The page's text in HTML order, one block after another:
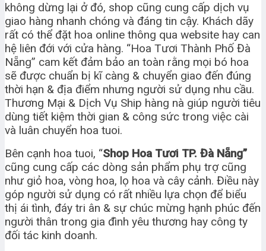
không dừng lại ở đó, shop cũng cung cấp dịch vụ
giao hàng nhanh chóng và đáng tin cậy. Khách dãy
rất có thể đặt hoa online thông qua website hay can
hệ liên đới với cửa hàng. “Hoa Tươi Thành Phố Đà
Nẵng” cam kết đảm bảo an toàn rằng mọi bó hoa
sẽ được chuẩn bị kĩ càng & chuyển giao đến đúng
thời hạn & địa điểm nhưng người sử dụng nhu cầu.
Thương Mại & Dịch Vụ Ship hàng nà giúp người tiêu
dùng tiết kiệm thời gian & công sức trong việc cài
và luân chuyển hoa tuoi.
Bên cạnh hoa tuoi, “Shop Hoa Tươi TP. Đà Nẵng”
cũng cung cấp các dòng sản phẩm phụ trợ cũng
như giỏ hoa, vòng hoa, lọ hoa và cây cảnh. Điều này
góp người sử dụng có rất nhiều lựa chọn để biểu
thị ái tình, đáy tri ân & sự chúc mừng hạnh phúc đến
người thân trong gia đình yêu thương hay công ty
đối tác kinh doanh.